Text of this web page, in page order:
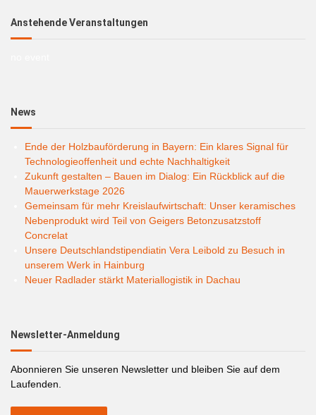
Anstehende Veranstaltungen
News
Ende der Holzbauförderung in Bayern: Ein klares Signal für
Technologieoffenheit und echte Nachhaltigkeit
Zukunft gestalten – Bauen im Dialog: Ein Rückblick auf die
Mauerwerkstage 2026
Gemeinsam für mehr Kreislaufwirtschaft: Unser keramisches
Nebenprodukt wird Teil von Geigers Betonzusatzstoff
Concrelat
Unsere Deutschlandstipendiatin Vera Leibold zu Besuch in
unserem Werk in Hainburg
Neuer Radlader stärkt Materiallogistik in Dachau
Newsletter-Anmeldung
Abonnieren Sie unseren Newsletter und bleiben Sie auf dem
Laufenden.